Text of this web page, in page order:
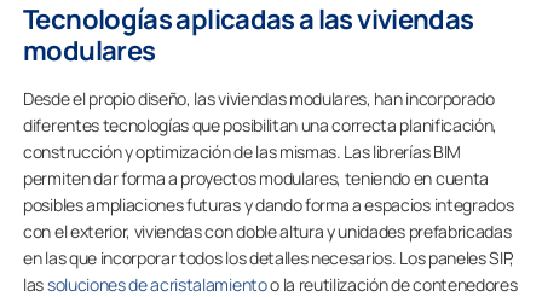
Tecnologías aplicadas a las viviendas
modulares
Desde el propio diseño, las viviendas modulares, han incorporado
diferentes tecnologías que posibilitan una correcta planificación,
construcción y optimización de las mismas. Las librerías BIM
permiten dar forma a proyectos modulares, teniendo en cuenta
posibles ampliaciones futuras y dando forma a espacios integrados
con el exterior, viviendas con doble altura y unidades prefabricadas
en las que incorporar todos los detalles necesarios. Los paneles SIP,
lassoluciones de acristalamientoo la reutilización de contenedores